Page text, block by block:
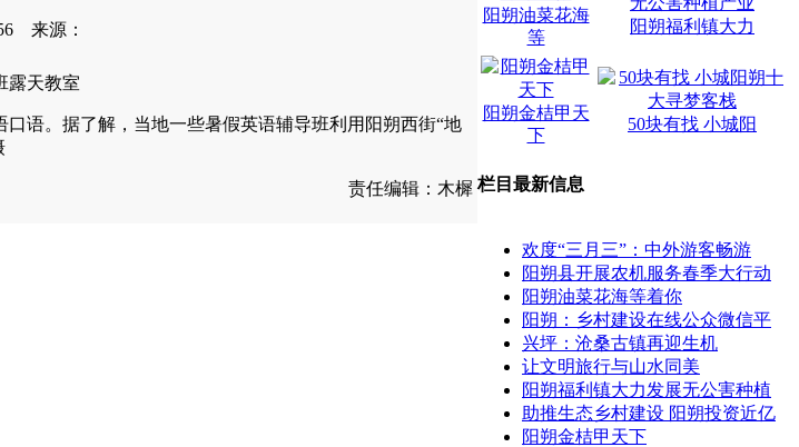
来源：
语。据了解，当地一些暑假英语辅导班利用阳朔西街“地
责任编辑：木樨
阳朔油菜花海
等
阳朔福利镇大力
阳朔金桔甲天
下
50块有找 小城阳
栏目最新信息
欢度“三月三”：中外游客畅游
阳朔县开展农机服务春季大行动
阳朔油菜花海等着你
阳朔：乡村建设在线公众微信平
兴坪：沧桑古镇再迎生机
让文明旅行与山水同美
阳朔福利镇大力发展无公害种植
助推生态乡村建设 阳朔投资近亿
阳朔金桔甲天下